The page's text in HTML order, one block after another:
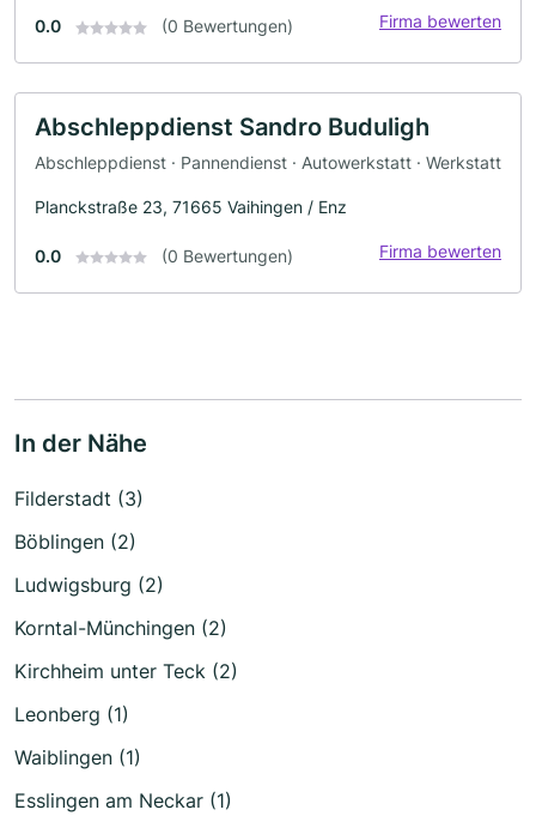
0.0 (0 Bewertungen) Firma bewerten
Abschleppdienst Sandro Buduligh
Abschleppdienst · Pannendienst · Autowerkstatt · Werkstatt
Planckstraße 23, 71665 Vaihingen / Enz
0.0 (0 Bewertungen) Firma bewerten
In der Nähe
Filderstadt (3)
Böblingen (2)
Ludwigsburg (2)
Korntal-Münchingen (2)
Kirchheim unter Teck (2)
Leonberg (1)
Waiblingen (1)
Esslingen am Neckar (1)